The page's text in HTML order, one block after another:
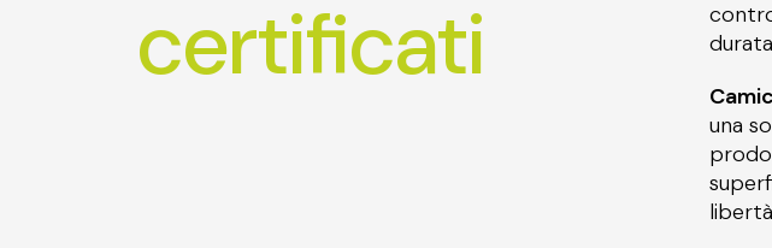
certificati
una